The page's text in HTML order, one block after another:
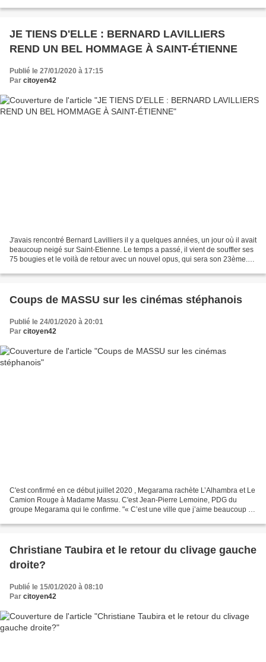
JE TIENS D'ELLE : BERNARD LAVILLIERS
REND UN BEL HOMMAGE À SAINT-ÉTIENNE
Publié le 27/01/2020 à 17:15
Par citoyen42
J'avais rencontré Bernard Lavilliers il y a quelques années, un jour où il avait
beaucoup neigé sur Saint-Etienne. Le temps a passé, il vient de souffler ses
75 bougies et le voilà de retour avec un nouvel opus, qui sera son 23ème.
Coups de MASSU sur les cinémas stéphanois
Publié le 24/01/2020 à 20:01
Par citoyen42
C'est confirmé en ce début juillet 2020 , Megarama rachète L’Alhambra et Le
Camion Rouge à Madame Massu. C'est Jean-Pierre Lemoine, PDG du
groupe Megarama qui le confirme. "« C’est une ville que j’aime beaucoup et
Christiane Taubira et le retour du clivage gauche
droite?
Publié le 15/01/2020 à 08:10
Par citoyen42